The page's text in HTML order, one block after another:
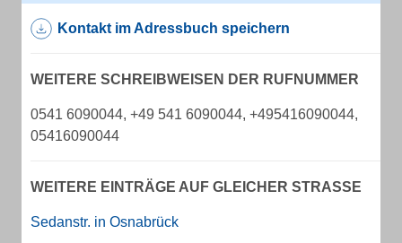
Kontakt im Adressbuch speichern
WEITERE SCHREIBWEISEN DER RUFNUMMER
0541 6090044, +49 541 6090044, +495416090044,
05416090044
WEITERE EINTRÄGE AUF GLEICHER STRASSE
Sedanstr. in Osnabrück